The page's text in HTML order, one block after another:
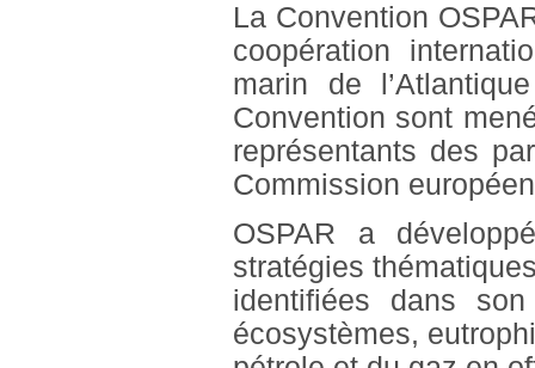
La Convention
coopération
marin de
Convention sont
représentants des
Commission
OSPAR a
stratégies
identifiées dans
écosystèmes,